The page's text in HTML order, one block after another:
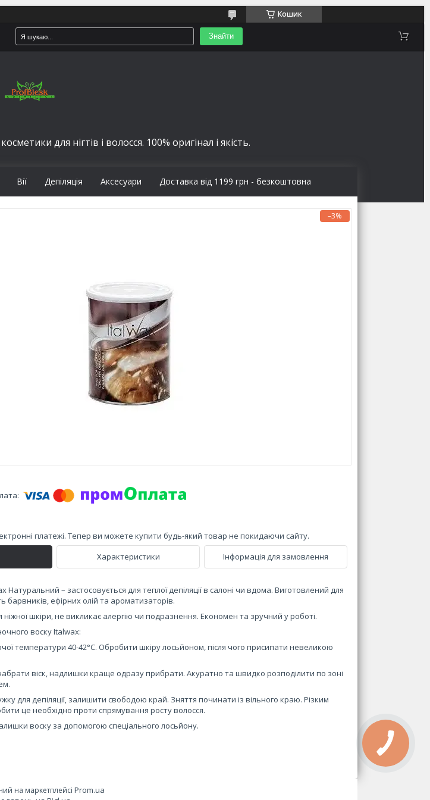
Кошик
Знайти
для нігтів і волосся. 100% оригінал і якість.
Вії Депіляція Аксесуари Доставка від 1199 грн - безкоштовна
–3%
платежі. Тепер ви можете купити будь-який товар не покидаючи сайту.
Характеристики Інформація для замовлення
Натуральний – застосовується для теплої депіляції в салоні чи вдома. Виготовлений для
барвників, ефірних олій та ароматизаторів.
шкіри, не викликає алергію чи подразнення. Економен та зручний у роботі.
воску Italwax:
температури 40-42°С. Обробити шкіру лосьйоном, після чого присипати невеликою
віск, надлишки краще одразу прибрати. Акуратно та швидко розподілити по зоні
для депіляції, залишити свободою край. Зняття починати із вільного краю. Різким
це необхідно проти спрямування росту волосся.
воску за допомогою спеціального лосьйону.
на маркетплейсі Prom.ua